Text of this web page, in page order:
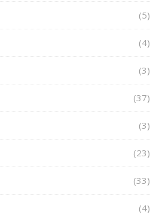
(5)
(4)
(3)
(37)
(3)
(23)
(33)
(4)